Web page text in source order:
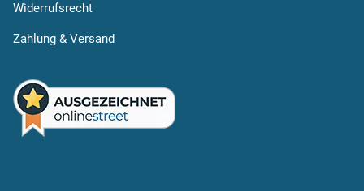
Widerrufsrecht
Zahlung & Versand